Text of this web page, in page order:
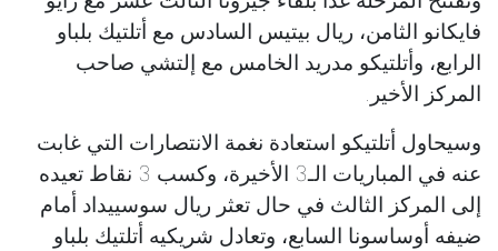
فايكانو الثامن، ريال بيتيس السادس مع أتلتيك بلباو
الرابع، وأتلتيكو مدريد الخامس مع إلتشي صاحب
المركز الأخير.
وسيحاول أتلتيكو استعادة نغمة الانتصارات التي غابت
عنه في المباريات الـ3 الأخيرة، وكسب 3 نقاط تعيده
إلى المركز الثالث في حال تعثر ريال سوسييداد أمام
ضيفه أوساسونا السابع، وتعادل شريكيه أتلتيك بلباو